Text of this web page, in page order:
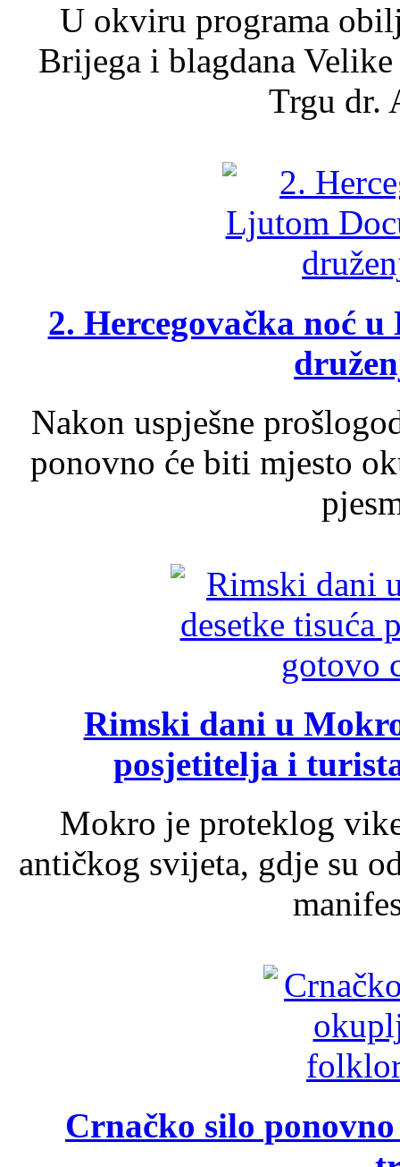
U okviru programa
Brijega i blagdana
Trgu dr.
2. Hercegovačka noć
Nakon uspješne
ponovno će biti mjesto
Rimski dani u
posjetitelja i
Mokro je proteklog
antičkog svijeta, gdje su
Crnačko silo